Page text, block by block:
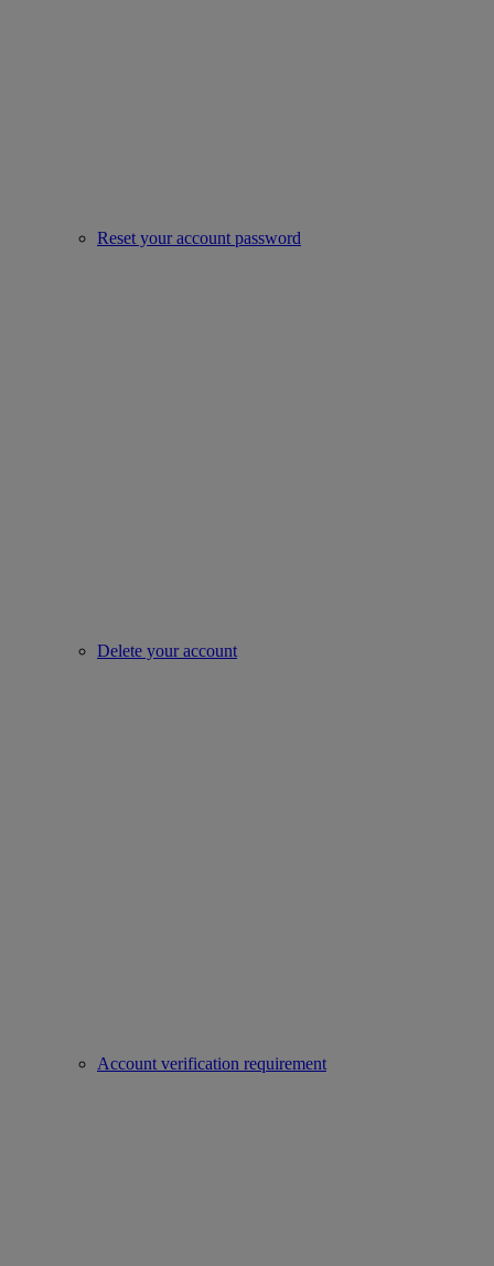
Reset your account password
Delete your account
Account verification requirement